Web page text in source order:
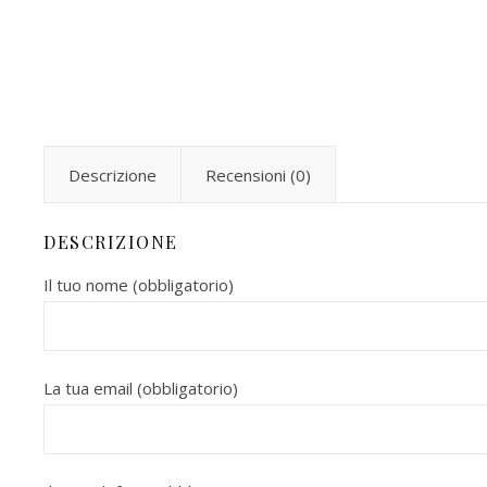
Descrizione Recensioni (0)
DESCRIZIONE
Il tuo nome (obbligatorio)
La tua email (obbligatorio)